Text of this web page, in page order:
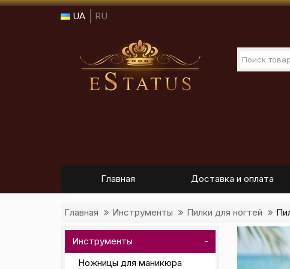
UA RU
Главная Доставка и оплата
Главная Инструменты Пилки для ногтей
Инструменты
Ножницы для маникюра